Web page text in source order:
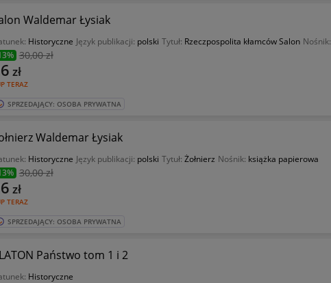
Waldemar Łysiak
Historyczne Język publikacji: polski Tytuł: Rzeczpospolita kłamców Salon Nośnik:
30,00 zł
TERAZ
zł
SPRZEDAJĄCY: OSOBA PRYWATNA
Waldemar Łysiak
Historyczne Język publikacji: polski Tytuł: Żołnierz Nośnik: książka papierowa
30,00 zł
TERAZ
zł
SPRZEDAJĄCY: OSOBA PRYWATNA
Państwo tom 1 i 2
Historyczne